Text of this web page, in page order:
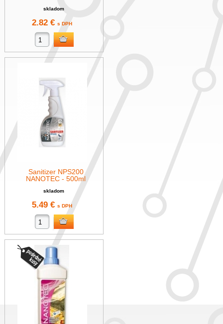
skladom
2.82 €s DPH
Sanitizer NPS200
NANOTEC - 500ml
skladom
5.49 €s DPH